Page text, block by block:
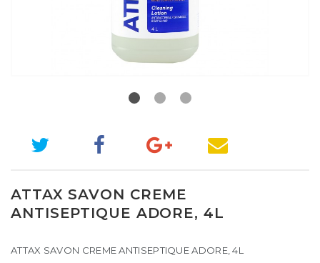
ATTAX SAVON CREME
ANTISEPTIQUE ADORE, 4L
ATTAX SAVON CREME ANTISEPTIQUE ADORE, 4L